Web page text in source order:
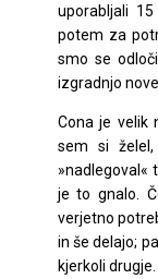
uporabljali
potem za
smo se
izgradnjo
Cona je velik
sem si
»nadlegoval«
je to gnalo.
verjetno
in še delajo;
kjerkoli